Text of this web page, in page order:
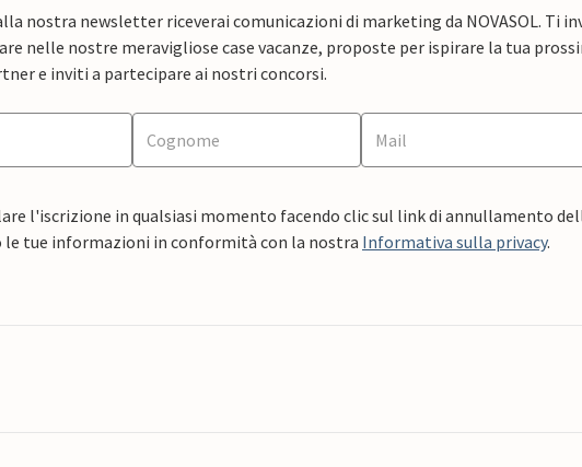
nostra newsletter riceverai comunicazioni di marketing da NOVASOL. Ti
nelle nostre meravigliose case vacanze, proposte per ispirare la tua
e inviti a partecipare ai nostri concorsi.
l'iscrizione in qualsiasi momento facendo clic sul link di annullamento
tue informazioni in conformità con la nostra Informativa sulla privacy.